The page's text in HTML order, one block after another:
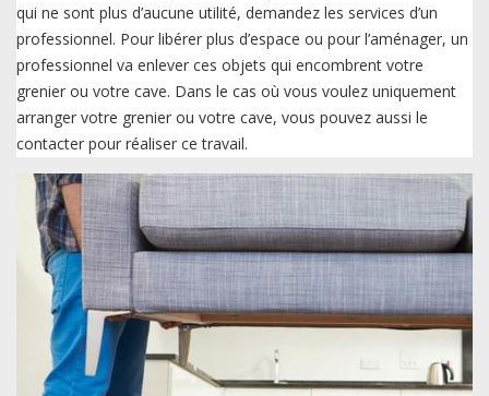
qui ne sont plus d’aucune utilité, demandez les services d’un
professionnel. Pour libérer plus d’espace ou pour l’aménager, un
professionnel va enlever ces objets qui encombrent votre
grenier ou votre cave. Dans le cas où vous voulez uniquement
arranger votre grenier ou votre cave, vous pouvez aussi le
contacter pour réaliser ce travail.